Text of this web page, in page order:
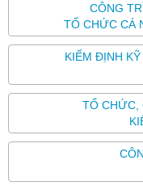
CÔNG
TỔ CHỨC CÁ
KIỂM ĐỊNH
TỔ CHỨC,